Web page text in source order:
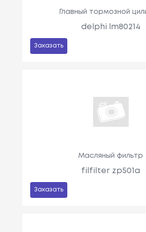
Главный тормозной
delphi lm80214
Заказать
Масляный фильтр
filfilter zp501a
Заказать